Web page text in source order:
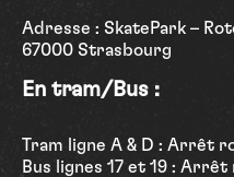
Adresse : SkatePark –
67000 Strasbourg
En tram/Bus :
Tram ligne A & D : Arrêt
Bus lignes 17 et 19 :